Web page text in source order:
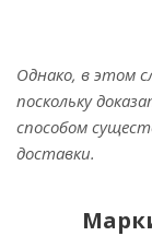
Однако, в этом
поскольку
способом
доставки.